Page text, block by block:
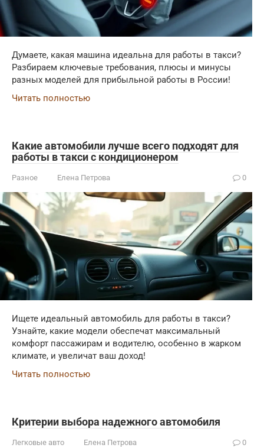
Думаете, какая машина идеальна для работы в такси?
Разбираем ключевые требования, плюсы и минусы
разных моделей для прибыльной работы в России!
Читать полностью
Какие автомобили лучше всего подходят для
работы в такси с кондиционером
Разное Елена Петрова 0
Ищете идеальный автомобиль для работы в такси?
Узнайте, какие модели обеспечат максимальный
комфорт пассажирам и водителю, особенно в жарком
климате, и увеличат ваш доход!
Читать полностью
Критерии выбора надежного автомобиля
Легковые авто Елена Петрова 0